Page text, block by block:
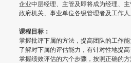
企业中层经理、主管及即将成为经理、
政府机关、事业单位各级管理者及工作
课程目标：
掌握批评下属的方法，提高团队的工作
了解对下属的评估能力，有针对性地提
掌握绩效评估的六个步骤，按照正确的